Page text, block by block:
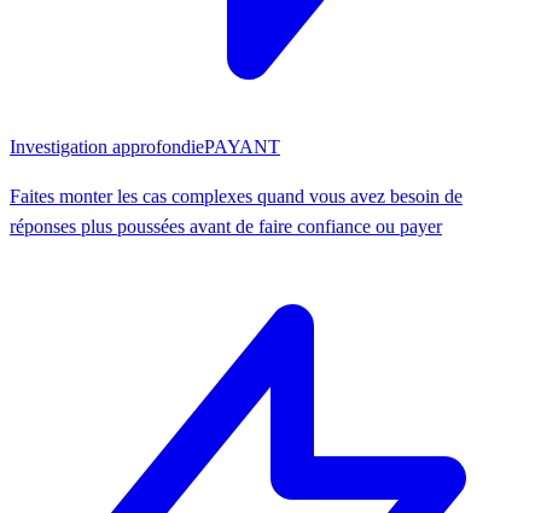
Investigation approfondiePAYANT
Faites monter les cas complexes quand vous avez besoin de
réponses plus poussées avant de faire confiance ou payer